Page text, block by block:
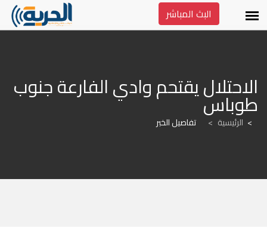
البث المباشر
طوباس
الرئيسية > تفاصيل الخبر